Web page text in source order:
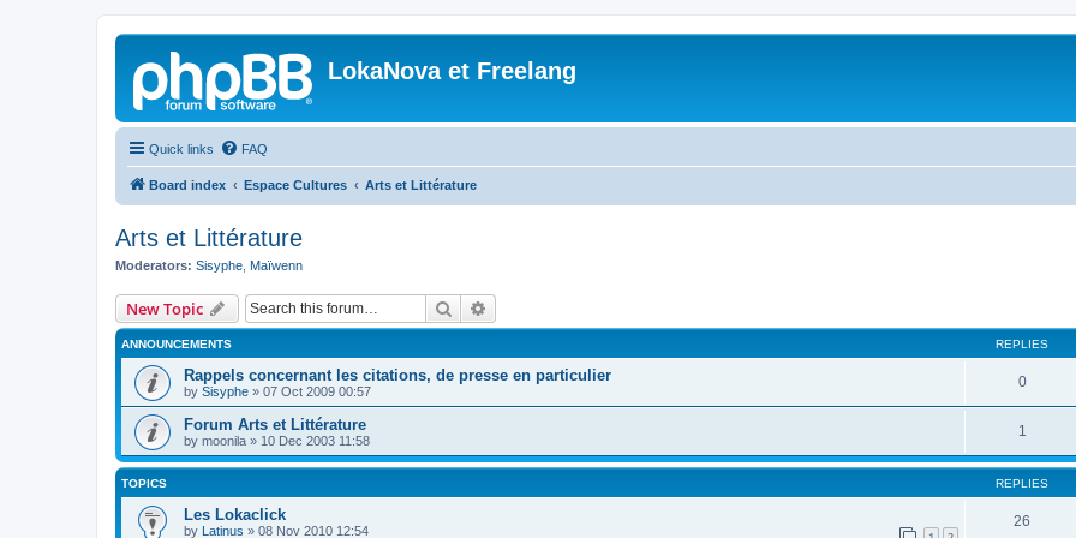
LokaNova et Freelang
Quick links FAQ
Board index Espace Cultures Arts et Littérature
Arts et Littérature
Moderators: Sisyphe Maïwenn
New Topic Search
ANNOUNCEMENTS REPLIES
Rappels concernant les citations, de presse en particulier
by Sisyphe » 07 Oct 2009 00:57
0
Forum Arts et Littérature
by moonila » 10 Dec 2003 11:58
1
TOPICS REPLIES
Les Lokaclick
by Latinus » 08 Nov 2010 12:54
26